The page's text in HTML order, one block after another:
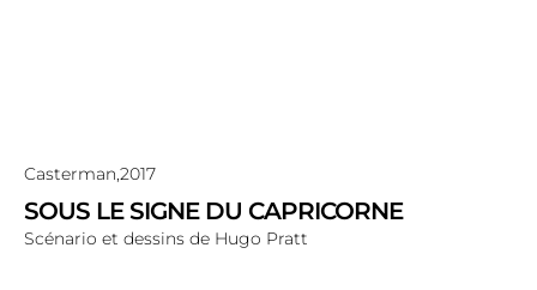
Casterman,2017
SOUS LE SIGNE DU CAPRICORNE
Scénario et dessins de Hugo Pratt